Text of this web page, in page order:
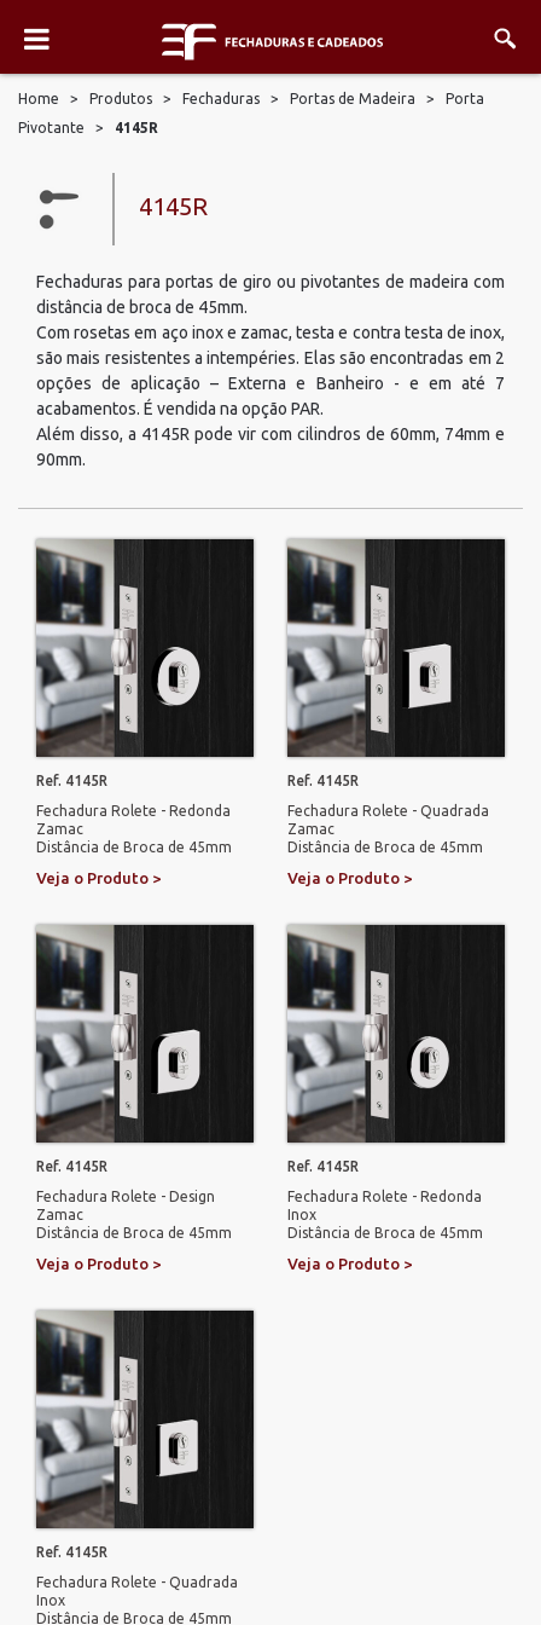
Home > Produtos > Fechaduras > Portas de Madeira > Porta
Pivotante > 4145R
4145R
Fechaduras para portas de giro ou pivotantes de madeira com
distância de broca de 45mm.
Com rosetas em aço inox e zamac, testa e contra testa de inox,
são mais resistentes a intempéries. Elas são encontradas em 2
opções de aplicação – Externa e Banheiro - e em até 7
acabamentos. É vendida na opção PAR.
Além disso, a 4145R pode vir com cilindros de 60mm, 74mm e
90mm.
Ref. 4145R
Fechadura Rolete - Redonda
Zamac
Distância de Broca de 45mm
Veja o Produto >
Ref. 4145R
Fechadura Rolete - Quadrada
Zamac
Distância de Broca de 45mm
Veja o Produto >
Ref. 4145R
Fechadura Rolete - Design
Zamac
Distância de Broca de 45mm
Veja o Produto >
Ref. 4145R
Fechadura Rolete - Redonda
Inox
Distância de Broca de 45mm
Veja o Produto >
Ref. 4145R
Fechadura Rolete - Quadrada
Inox
Distância de Broca de 45mm